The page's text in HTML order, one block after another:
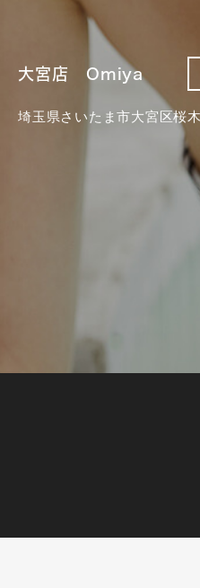
大宮店 Omiya
埼玉県さいたま市大宮区桜